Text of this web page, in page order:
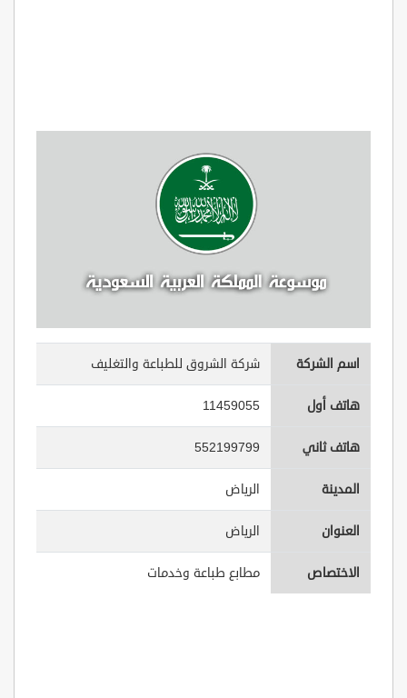
اسم الشركة شركة الشروق للطباعة والتغليف
هاتف أول 11459055
هاتف ثاني 552199799
المدينة الرياض
العنوان الرياض
الاختصاص مطابع طباعة وخدمات